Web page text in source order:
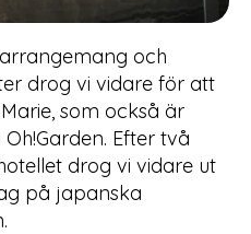
och
drog vi vidare för att
som också är
Efter två
drog vi vidare ut
på japanska